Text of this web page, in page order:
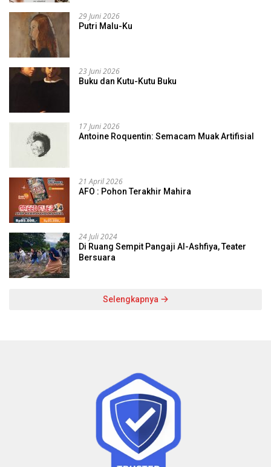
29 Juni 2026
Putri Malu-Ku
23 Juni 2026
Buku dan Kutu-Kutu Buku
17 Juni 2026
Antoine Roquentin: Semacam Muak Artifisial
21 April 2026
AFO : Pohon Terakhir Mahira
24 Juli 2024
Di Ruang Sempit Pangaji Al-Ashfiya, Teater
Bersuara
Selengkapnya